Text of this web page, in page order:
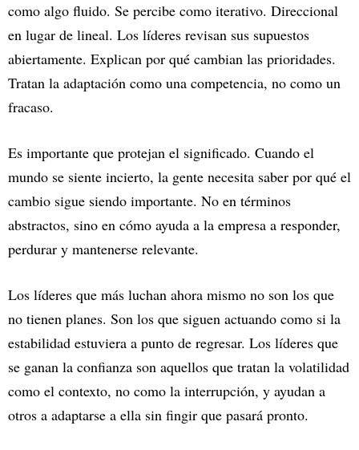
como algo fluido. Se percibe como iterativo. Direccional
en lugar de lineal. Los líderes revisan sus supuestos
abiertamente. Explican por qué cambian las prioridades.
Tratan la adaptación como una competencia, no como un
fracaso.
Es importante que protejan el significado. Cuando el
mundo se siente incierto, la gente necesita saber por qué el
cambio sigue siendo importante. No en términos
abstractos, sino en cómo ayuda a la empresa a responder,
perdurar y mantenerse relevante.
Los líderes que más luchan ahora mismo no son los que
no tienen planes. Son los que siguen actuando como si la
estabilidad estuviera a punto de regresar. Los líderes que
se ganan la confianza son aquellos que tratan la volatilidad
como el contexto, no como la interrupción, y ayudan a
otros a adaptarse a ella sin fingir que pasará pronto.